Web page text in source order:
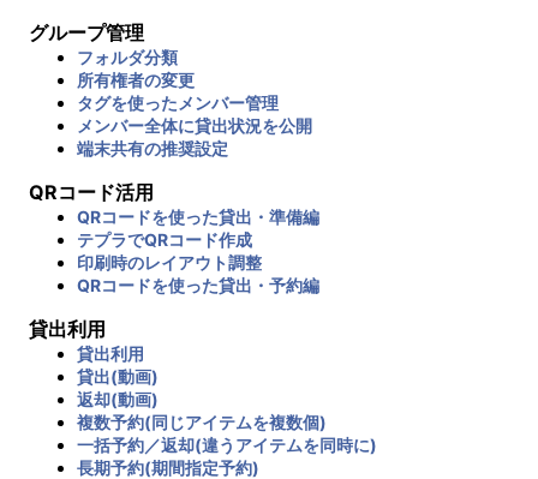
グループ管理
フォルダ分類
所有権者の変更
タグを使ったメンバー管理
メンバー全体に貸出状況を公開
端末共有の推奨設定
QRコード活用
QRコードを使った貸出・準備編
テプラでQRコード作成
印刷時のレイアウト調整
QRコードを使った貸出・予約編
貸出利用
貸出利用
貸出(動画)
返却(動画)
複数予約(同じアイテムを複数個)
一括予約／返却(違うアイテムを同時に)
長期予約(期間指定予約)